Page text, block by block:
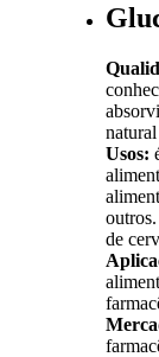
Usos:
de